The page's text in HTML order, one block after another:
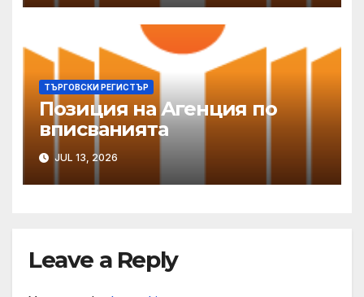
ТЪРГОВСКИ РЕГИСТЪР
Позиция на Агенция по
вписванията
JUL 13, 2026
Leave a Reply